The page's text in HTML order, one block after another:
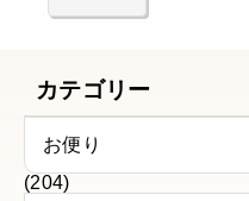
カテゴリー
お便り
(204)